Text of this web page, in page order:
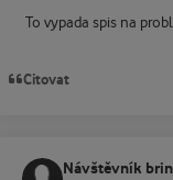
To vypada spis na
Citovat
Návštěvník